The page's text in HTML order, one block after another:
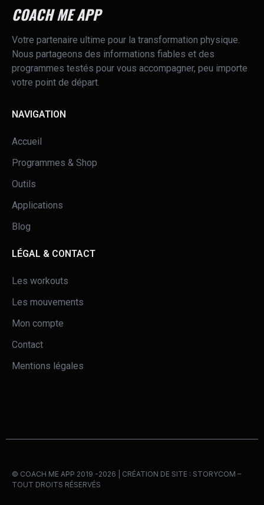
SEMAINES - EDITION 2022
VOIR LE PROGRAMME
COACH ME APP
Votre partenaire ultime pour la transformation physique.
Nous partageons des informations fiables et des
programmes testés pour vous accompagner, peu importe
votre point de départ.
NAVIGATION
Accueil
Programmes & Shop
Outils
Applications
Blog
LÉGAL & CONTACT
Les workouts
Les mouvements
Mon compte
Contact
Mentions légales
© COACH ME APP 2019 -2026 | CRÉATION DE SITE : STORYCOM –
TOUT DROITS RÉSERVÉS